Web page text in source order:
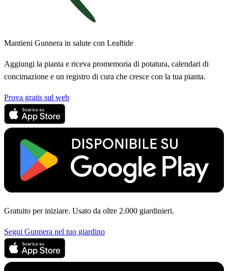
Mantieni Gunnera in salute con Leaftide
Aggiungi la pianta e riceva promemoria di potatura, calendari di
concimazione e un registro di cura che cresce con la tua pianta.
Prova gratis sul web
Gratuito per iniziare. Usato da oltre 2.000 giardinieri.
Segui Gunnera nel tuo giardino